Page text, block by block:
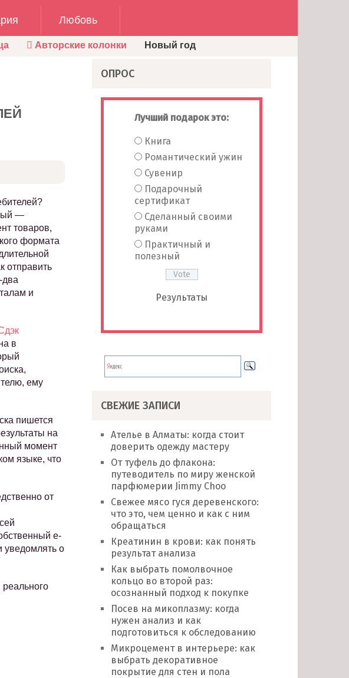
Любовь
Авторские колонки Новый год
—
товаров,
формата
отправить
два
и
в
ему
пишется
на
момент
языке, что
от
e-
уведомлять о
ОПРОС
Лучший подарок это:
Книга
Романтический ужин
Сувенир
Подарочный
сертификат
Сделанный своими
руками
Практичный и
полезный
Результаты
СВЕЖИЕ ЗАПИСИ
Ателье в Алматы: когда стоит
доверить одежду мастеру
От туфель до флакона:
путеводитель по миру женской
парфюмерии Jimmy Choo
Свежее мясо гуся деревенского:
что это, чем ценно и как с ним
обращаться
Креатинин в крови: как понять
результат анализа
Как выбрать помолвочное
кольцо во второй раз:
осознанный подход к покупке
Посев на микоплазму: когда
нужен анализ и как
подготовиться к обследованию
Микроцемент в интерьере: как
выбрать декоративное
покрытие для стен и пола